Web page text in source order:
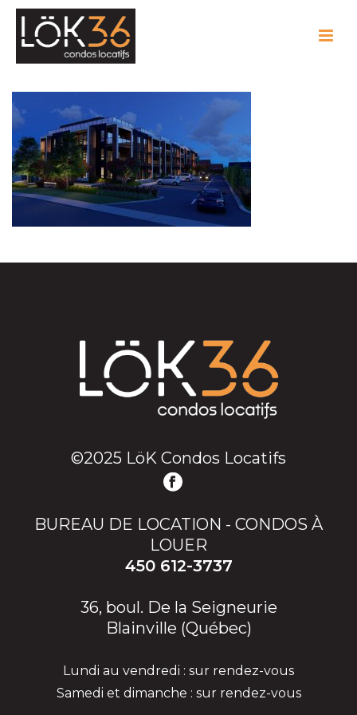
©2025 LöK Condos Locatifs
BUREAU DE LOCATION - CONDOS À
LOUER
450 612-3737
36, boul. De la Seigneurie
Blainville (Québec)
Lundi au vendredi : sur rendez-vous
Samedi et dimanche : sur rendez-vous